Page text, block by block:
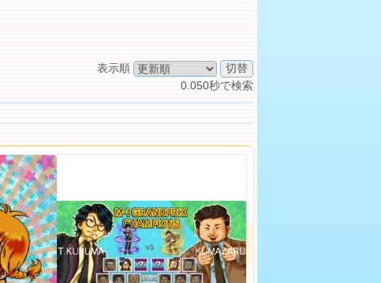
表示順
0.050秒で検索